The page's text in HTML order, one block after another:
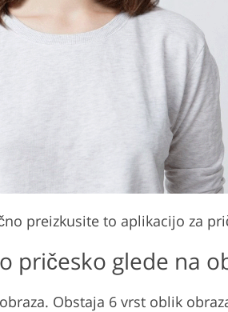
preizkusite to aplikacijo za
pričesko glede na
Obstaja 6 vrst oblik